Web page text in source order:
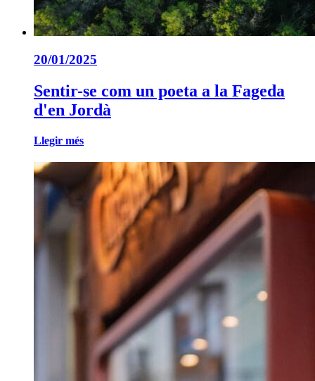
20/01/2025
Sentir-se com un poeta a la Fageda
d'en Jordà
Llegir més